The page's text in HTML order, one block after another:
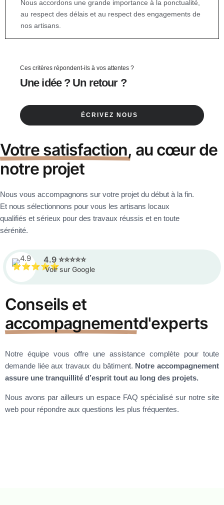
Nous accordons une grande importance à la ponctualité,
au respect des délais et au respect des engagements de
nos artisans.
Ces critères répondent-ils à vos attentes ?
Une idée ? Un retour ?
ÉCRIVEZ NOUS
Votre satisfaction, au cœur de
notre projet
Nous vous accompagnons sur votre projet du début à la fin.
Et nous sélectionnons pour vous les artisans locaux
qualifiés et sérieux pour des travaux réussis et en toute
sérénité.
4.9 ⭐⭐⭐⭐⭐
Voir sur Google
Conseils et
accompagnementd'experts
Notre équipe vous offre une assistance complète pour toute
demande liée aux travaux du bâtiment. Notre accompagnement
assure une tranquillité d’esprit tout au long des projets.
Nous avons par ailleurs un espace FAQ spécialisé sur notre site
web pour répondre aux questions les plus fréquentes.